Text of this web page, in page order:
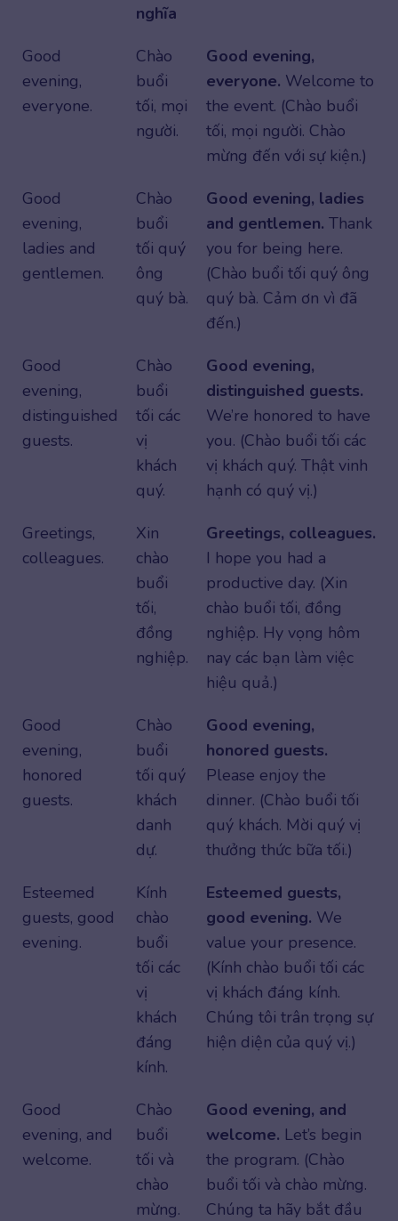
nghĩa
Good
evening,
everyone.
Chào
buổi
tối, mọi
người.
Good evening,
everyone. Welcome to
the event. (Chào buổi
tối, mọi người. Chào
mừng đến với sự kiện.)
Good
evening,
ladies and
gentlemen.
Chào
buổi
tối quý
ông
quý bà.
Good evening, ladies
and gentlemen. Thank
you for being here.
(Chào buổi tối quý ông
quý bà. Cảm ơn vì đã
đến.)
Good
evening,
distinguished
guests.
Chào
buổi
tối các
vị
khách
quý.
Good evening,
distinguished guests.
We’re honored to have
you. (Chào buổi tối các
vị khách quý. Thật vinh
hạnh có quý vị.)
Greetings,
colleagues.
Xin
chào
buổi
tối,
đồng
nghiệp.
Greetings, colleagues.
I hope you had a
productive day. (Xin
chào buổi tối, đồng
nghiệp. Hy vọng hôm
nay các bạn làm việc
hiệu quả.)
Good
evening,
honored
guests.
Chào
buổi
tối quý
khách
danh
dự.
Good evening,
honored guests.
Please enjoy the
dinner. (Chào buổi tối
quý khách. Mời quý vị
thưởng thức bữa tối.)
Esteemed
guests, good
evening.
Kính
chào
buổi
tối các
vị
khách
đáng
kính.
Esteemed guests,
good evening. We
value your presence.
(Kính chào buổi tối các
vị khách đáng kính.
Chúng tôi trân trọng sự
hiện diện của quý vị.)
Good
evening, and
welcome.
Chào
buổi
tối và
chào
mừng.
Good evening, and
welcome. Let’s begin
the program. (Chào
buổi tối và chào mừng.
Chúng ta hãy bắt đầu